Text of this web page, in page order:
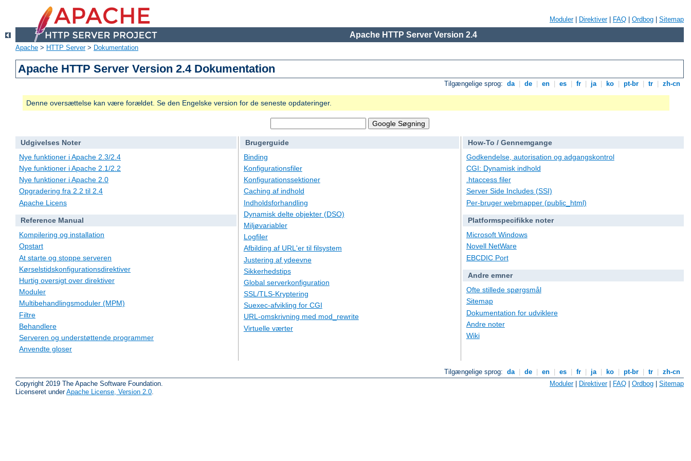
Moduler| Direktiver| FAQ Ordbog Sitemap
Apache HTTP Server Version 2.4
Apache > HTTP Server> Dokumentation
Apache HTTP Server Version 2.4 Dokumentation
Tilgængelige sprog: da de en es fr ja ko pt-br tr zh-cn
Denne oversættelse kan være forældet. Se den Engelske version for de seneste opdateringer.
Udgivelses Noter
Nye funktioner i Apache 2.3/2.4
Nye funktioner i Apache 2.1/2.2
Nye funktioner i Apache 2.0
Opgradering fra 2.2 til 2.4
Apache Licens
Reference Manual
Kompilering og installation
Opstart
At starte og stoppe serveren
Kørselstidskonfigurationsdirektiver
Hurtig oversigt over direktiver
Moduler
Multibehandlingsmoduler (MPM)
Filtre
Behandlere
Serveren og understøttende programmer
Anvendte gloser
Brugerguide
Binding
Konfigurationsfiler
Konfigurationssektioner
Caching af indhold
Indholdsforhandling
Dynamisk delte objekter (DSO)
Miljøvariabler
Logfiler
Afbilding af URL'er til filsystem
Justering af ydeevne
Sikkerhedstips
Global serverkonfiguration
SSL/TLS-Kryptering
Suexec-afvikling for CGI
URL-omskrivning med mod_rewrite
Virtuelle værter
How-To / Gennemgange
Godkendelse, autorisation og adgangskontrol
CGI: Dynamisk indhold
.htaccess filer
Server Side Includes (SSI)
Per-bruger webmapper (public_html)
Platformspecifikke noter
Microsoft Windows
Novell NetWare
EBCDIC Port
Andre emner
Ofte stillede spørgsmål
Sitemap
Dokumentation for udviklere
Andre noter
Wiki
Tilgængelige sprog: da de en es fr ja ko pt-br tr
zh-cn
Copyright 2019 The Apache Software Foundation.
Licenseret underApache License, Version 2.0
Moduler| Direktiver| FAQ | Ordbog | Sitemap